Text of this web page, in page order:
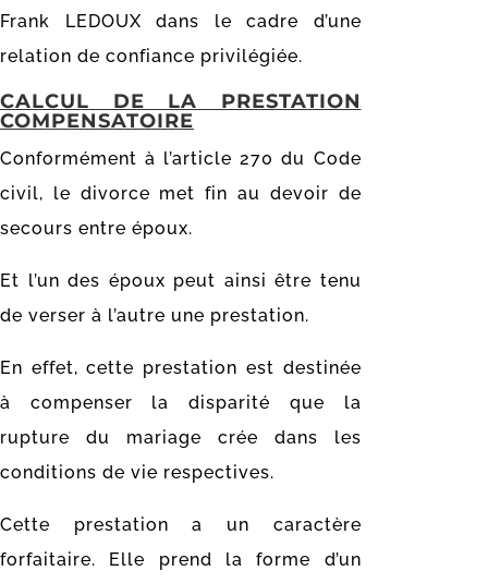
Frank LEDOUX dans le cadre d’une
relation de confiance privilégiée.
CALCUL DE LA PRESTATION
COMPENSATOIRE
Conformément à l’article 270 du Code
civil, le divorce met fin au devoir de
secours entre époux.
Et l’un des époux peut ainsi être tenu
de verser à l’autre une prestation.
En effet, cette prestation est destinée
à compenser la disparité que la
rupture du mariage crée dans les
conditions de vie respectives.
Cette prestation a un caractère
forfaitaire. Elle prend la forme d’un